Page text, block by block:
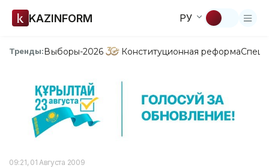
KAZINFORM РУ
Тренды:Выборы-2026 Конституционная реформа
09:21, 01 Августа 2009